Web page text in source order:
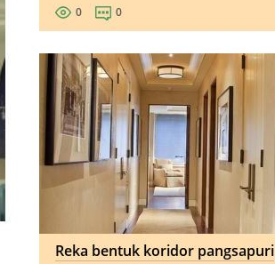
0 0
Reka bentuk koridor pangsapuri